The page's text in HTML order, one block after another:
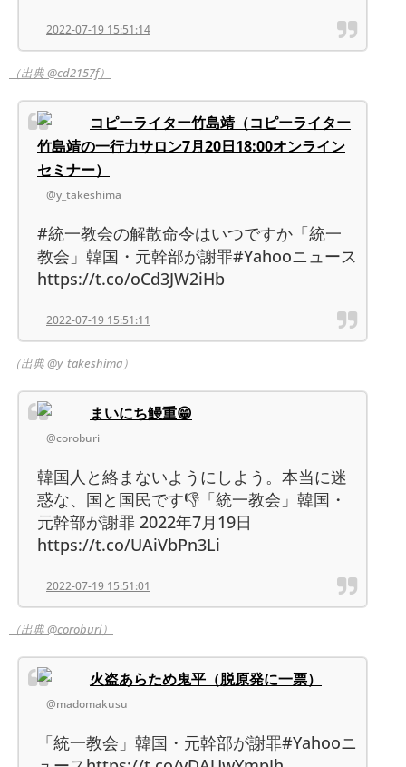
2022-07-19 15:51:14
（出典 @cd2157f）
コピーライター竹島靖（コピーライター
竹島靖の一行力サロン7月20日18:00オンライン
セミナー）
@y_takeshima
#統一教会の解散命令はいつですか「統一
教会」韓国・元幹部が謝罪#Yahooニュース
https://t.co/oCd3JW2iHb
2022-07-19 15:51:11
（出典 @y_takeshima）
まいにち鰻重😁
@coroburi
韓国人と絡まないようにしよう。本当に迷
惑な、国と国民です👎「統一教会」韓国・
元幹部が謝罪 2022年7月19日
https://t.co/UAiVbPn3Li
2022-07-19 15:51:01
（出典 @coroburi）
火盗あらため鬼平（脱原発に一票）
@madomakusu
「統一教会」韓国・元幹部が謝罪#Yahooニ